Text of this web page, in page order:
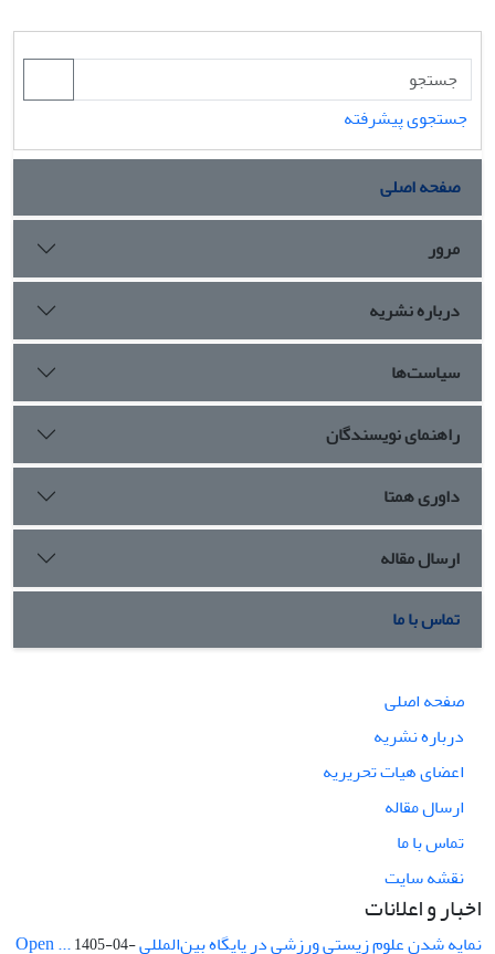
جستجوی پیشرفته
صفحه اصلی
مرور
درباره نشریه
سیاست‌ها
راهنمای نویسندگان
داوری همتا
ارسال مقاله
تماس با ما
صفحه اصلی
درباره نشریه
اعضای هیات تحریریه
ارسال مقاله
تماس با ما
نقشه سایت
اخبار و اعلانات
نمایه شدن علوم زیستی ورزشی در پایگاه بین‌المللی Open ...1405-04-